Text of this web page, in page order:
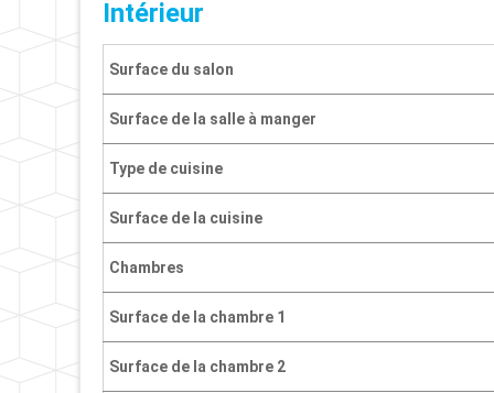
Intérieur
Surface du salon
Surface de la salle à manger
Type de cuisine
Surface de la cuisine
Chambres
Surface de la chambre 1
Surface de la chambre 2